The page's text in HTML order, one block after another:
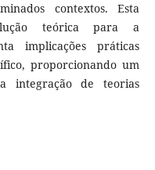
contextos. Esta
teórica para a
implicações práticas
proporcionando um
integração de teorias